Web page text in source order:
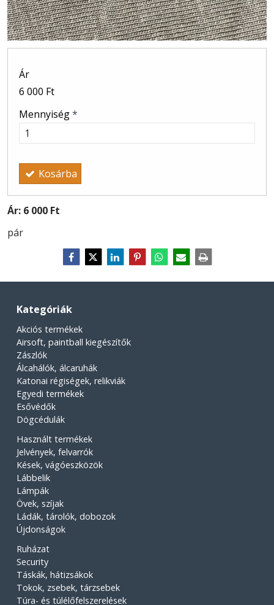
Ár
6 000 Ft
Mennyiség*
Kosárba
Ár: 6 000 Ft
pár
Kategóriák
Akciós termékek
Airsoft, paintball kiegészítők
Zászlók
Álcahálók, álcaruhák
Katonai régiségek, relikviák
Egyedi termékek
Esővédők
Dögcédulák
Használt termékek
Jelvények, felvarrók
Kések, vágóeszközök
Lábbelik
Lámpák
Övek, szíjak
Ládák, tárolók, dobozok
Újdonságok
Ruházat
Security
Táskák, hátizsákok
Tokok, zsebek, tárzsebek
Túra- és túlélőfelszerelések